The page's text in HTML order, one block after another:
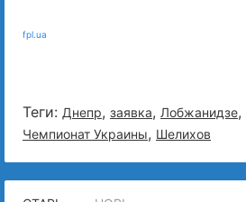
fpl.ua
Теги: Днепр, заявка, Лобжанидзе,
Чемпионат Украины, Шелихов